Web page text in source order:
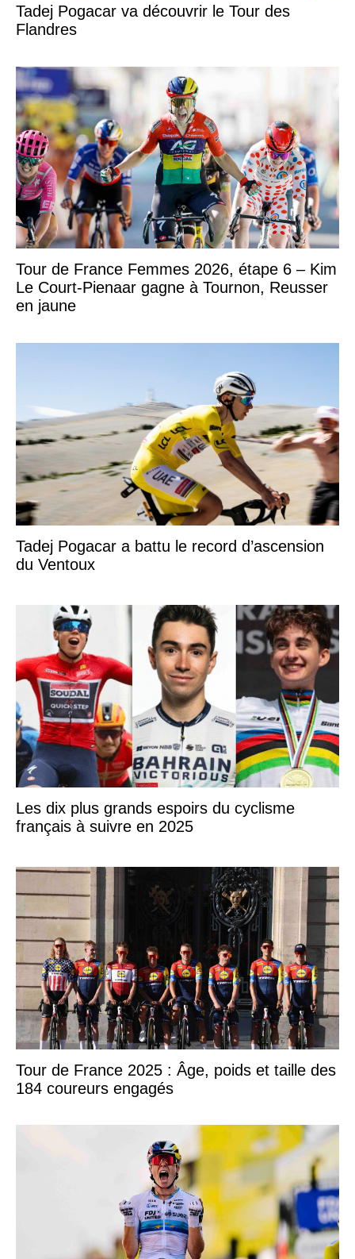
Tadej Pogacar va découvrir le Tour des
Flandres
Tour de France Femmes 2026, étape 6 – Kim
Le Court-Pienaar gagne à Tournon, Reusser
en jaune
Tadej Pogacar a battu le record d’ascension
du Ventoux
Les dix plus grands espoirs du cyclisme
français à suivre en 2025
Tour de France 2025 : Âge, poids et taille des
184 coureurs engagés